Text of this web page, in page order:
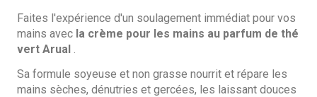
Faites l'expérience d'un soulagement immédiat pour vos
mains avec la crème pour les mains au parfum de thé
vert Arual .
Sa formule soyeuse et non grasse nourrit et répare les
mains sèches, dénutries et gercées, les laissant douces